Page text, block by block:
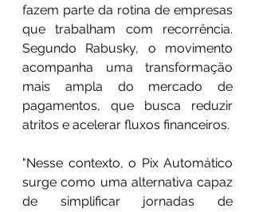
fazem parte da rotina de empresas
que trabalham com recorrência.
Segundo Rabusky, o movimento
acompanha uma transformação
mais ampla do mercado de
pagamentos, que busca reduzir
atritos e acelerar fluxos financeiros.
"Nesse contexto, o Pix Automático
surge como uma alternativa capaz
de simplificar jornadas de